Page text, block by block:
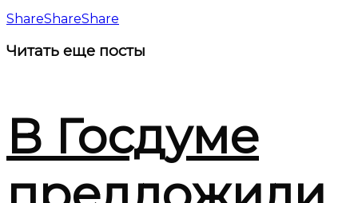
ShareShareShare
Читать еще посты
В Госдуме